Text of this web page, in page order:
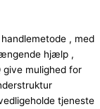
, med
hjælp ,
give mulighed for
tjeneste